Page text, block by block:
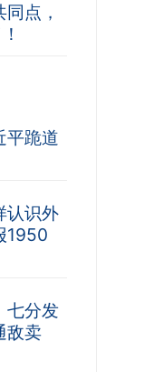
点，
平跪道
认识外
1950
七分发
敌卖